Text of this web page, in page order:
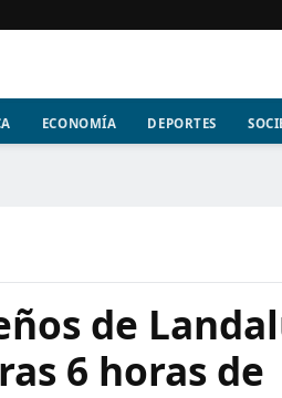
ECONOMÍA DEPORTES
de
6 horas de